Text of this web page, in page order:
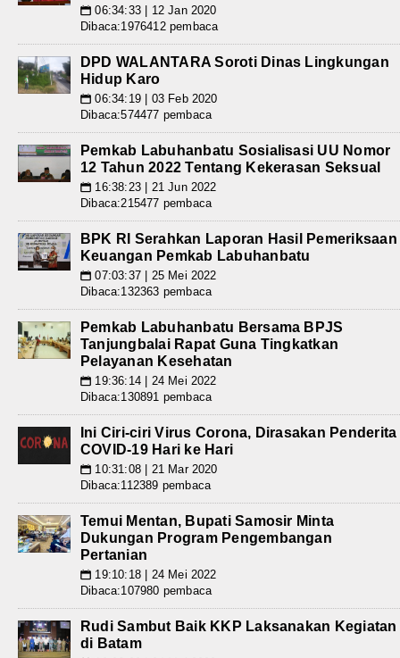
📅 06:34:33 | 12 Jan 2020
Dibaca:1976412 pembaca
DPD WALANTARA Soroti Dinas Lingkungan
Hidup Karo
📅 06:34:19 | 03 Feb 2020
Dibaca:574477 pembaca
Pemkab Labuhanbatu Sosialisasi UU Nomor
12 Tahun 2022 Tentang Kekerasan Seksual
📅 16:38:23 | 21 Jun 2022
Dibaca:215477 pembaca
BPK RI Serahkan Laporan Hasil Pemeriksaan
Keuangan Pemkab Labuhanbatu
📅 07:03:37 | 25 Mei 2022
Dibaca:132363 pembaca
Pemkab Labuhanbatu Bersama BPJS
Tanjungbalai Rapat Guna Tingkatkan
Pelayanan Kesehatan
📅 19:36:14 | 24 Mei 2022
Dibaca:130891 pembaca
Ini Ciri-ciri Virus Corona, Dirasakan Penderita
COVID-19 Hari ke Hari
📅 10:31:08 | 21 Mar 2020
Dibaca:112389 pembaca
Temui Mentan, Bupati Samosir Minta
Dukungan Program Pengembangan
Pertanian
📅 19:10:18 | 24 Mei 2022
Dibaca:107980 pembaca
Rudi Sambut Baik KKP Laksanakan Kegiatan
di Batam